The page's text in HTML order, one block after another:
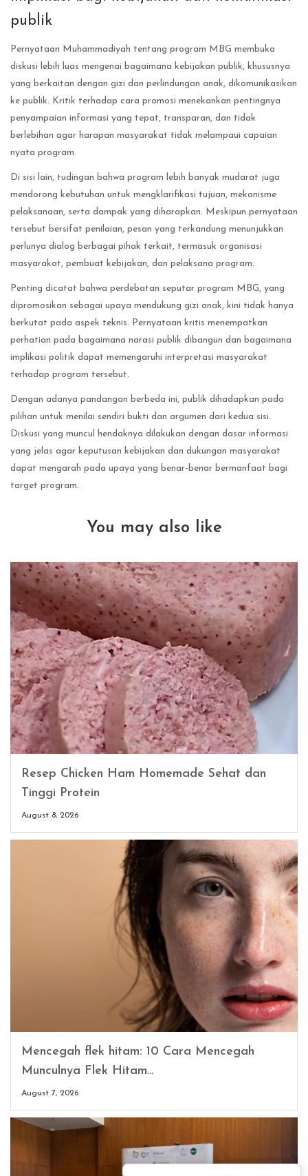
publik
Pernyataan Muhammadiyah tentang program MBG membuka
diskusi lebih luas mengenai bagaimana kebijakan publik, khususnya
yang berkaitan dengan gizi dan perlindungan anak, dikomunikasikan
ke publik. Kritik terhadap cara promosi menekankan pentingnya
penyampaian informasi yang tepat, transparan, dan tidak
berlebihan agar harapan masyarakat tidak melampaui capaian
nyata program.
Di sisi lain, tudingan bahwa program lebih banyak mudarat juga
mendorong kebutuhan untuk mengklarifikasi tujuan, mekanisme
pelaksanaan, serta dampak yang diharapkan. Meskipun pernyataan
tersebut bersifat penilaian, pesan yang terkandung menunjukkan
perlunya dialog berbagai pihak terkait, termasuk organisasi
masyarakat, pembuat kebijakan, dan pelaksana program.
Penting dicatat bahwa perdebatan seputar program MBG, yang
dipromosikan sebagai upaya mendukung gizi anak, kini tidak hanya
berkutat pada aspek teknis. Pernyataan kritis menempatkan
perhatian pada bagaimana narasi publik dibangun dan bagaimana
implikasi politik dapat memengaruhi interpretasi masyarakat
terhadap program tersebut.
Dengan adanya pandangan berbeda ini, publik dihadapkan pada
pilihan untuk menilai sendiri bukti dan argumen dari kedua sisi.
Diskusi yang muncul hendaknya dilakukan dengan dasar informasi
yang jelas agar keputusan kebijakan dan dukungan masyarakat
dapat mengarah pada upaya yang benar-benar bermanfaat bagi
target program.
You may also like
Resep Chicken Ham Homemade Sehat dan
Tinggi Protein
August 8, 2026
Mencegah flek hitam: 10 Cara Mencegah
Munculnya Flek Hitam…
August 7, 2026